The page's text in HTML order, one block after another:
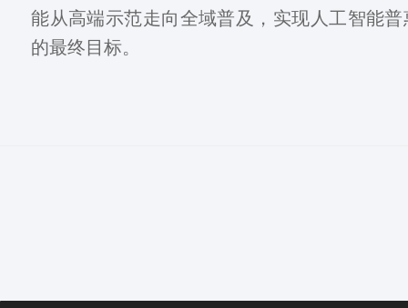
能从高端示范走向全域普及，实现人工智能
的最终目标。